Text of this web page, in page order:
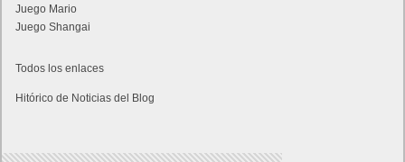
Juego Mario
Juego Shangai
Todos los enlaces
Hitórico de Noticias del Blog